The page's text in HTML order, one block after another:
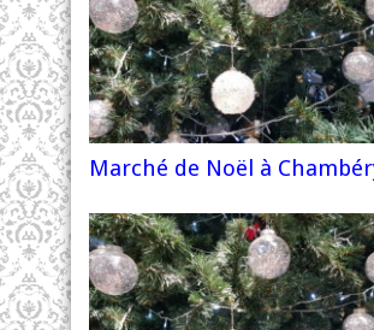
Marché de Noël à